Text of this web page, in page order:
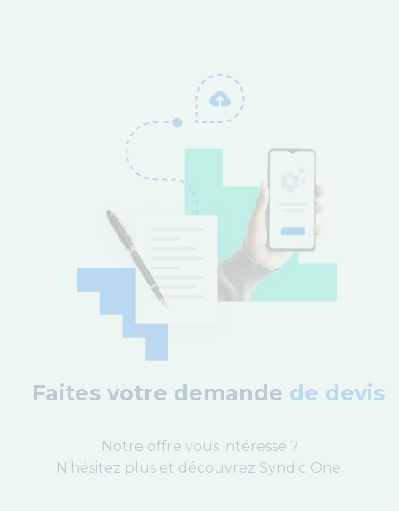
Faites votre demande de devis
Notre offre vous intéresse ?
N’hésitez plus et découvrez Syndic One.